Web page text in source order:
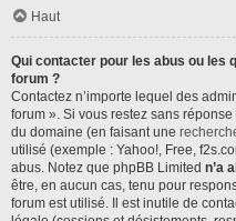
Haut
Qui contacter pour les abus ou les
forum ?
Contactez n’importe lequel des
forum ». Si vous restez sans
du domaine (en faisant une
utilisé (exemple : Yahoo!, Free,
abus. Notez que phpBB Limited n’a
être, en aucun cas, tenu pour
forum est utilisé. Il est inutile de